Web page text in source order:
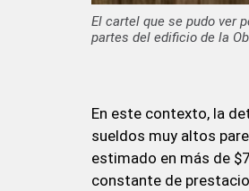
El cartel que se pudo ver
partes del edificio de la
En este contexto, la
sueldos muy altos
estimado en más de
constante de